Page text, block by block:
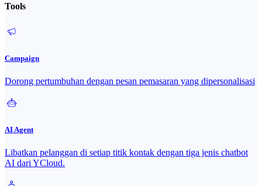
Tools
Campaign
Dorong pertumbuhan dengan pesan pemasaran yang dipersonalisasi
AI Agent
Libatkan pelanggan di setiap titik kontak dengan tiga jenis chatbot
AI dari YCloud.